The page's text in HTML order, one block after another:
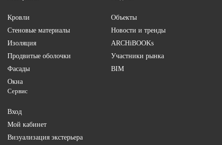
Кровли
Стеновые материалы
Изоляция
Продвитые оболочки
Фасады
Окна
Объекты
Новости и тренды
ARCHiBOOKs
Участники рынка
BIM
Сервис
Вход
Мой кабинет
Визуализация экстерьера